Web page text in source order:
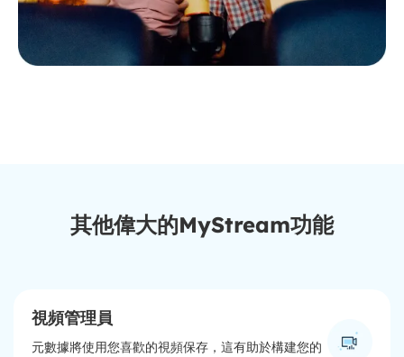
其他偉大的MyStream功能
視頻管理員
元數據將使用您喜歡的視頻保存，這有助於構建您的